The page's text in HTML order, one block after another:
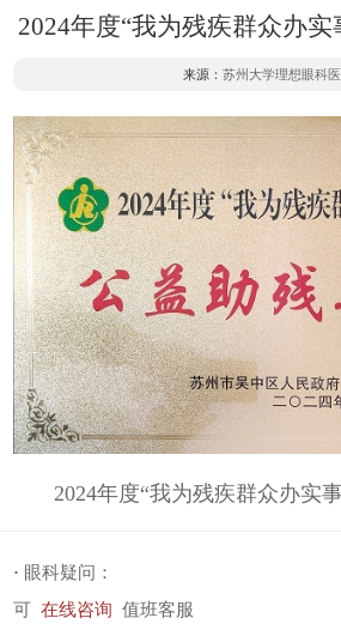
2024年度“我为残疾群众办实
来源： 苏州大学理想眼科
2024年度“我为残疾群众办实
· 眼科疑问：
可在线咨询 值班客服